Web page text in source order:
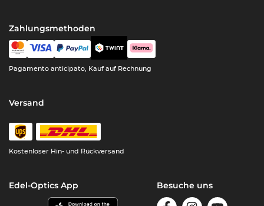
Zahlungsmethoden
Pagamento anticipato, Kauf auf Rechnung
Versand
Kostenloser Hin- und Rückversand
Edel-Optics App Besuche uns